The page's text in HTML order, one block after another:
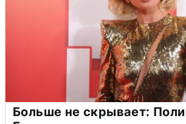
Больше не скрывает: